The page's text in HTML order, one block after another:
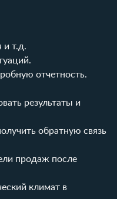
и т.д.
отчетность.
результаты и
обратную связь
продаж после
климат в